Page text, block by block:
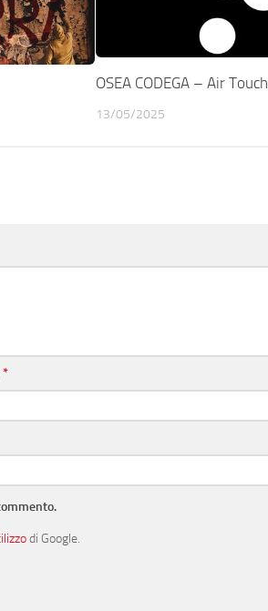
OSEA CODEGA – Air Touch
13/05/2025
*
di Google.